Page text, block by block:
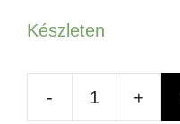
Készleten
- +